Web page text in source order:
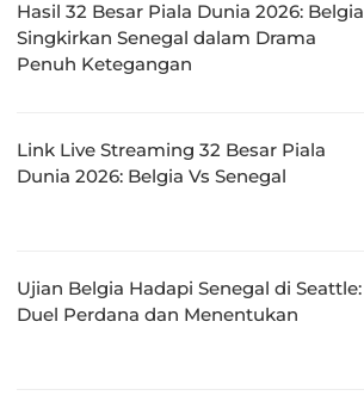
Hasil 32 Besar Piala Dunia 2026: Belgia
Singkirkan Senegal dalam Drama
Penuh Ketegangan
Link Live Streaming 32 Besar Piala
Dunia 2026: Belgia Vs Senegal
Ujian Belgia Hadapi Senegal di Seattle:
Duel Perdana dan Menentukan